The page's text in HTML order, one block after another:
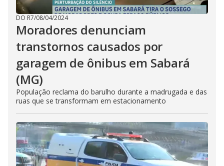
DO R7/08/04/2024
Moradores denunciam
transtornos causados por
garagem de ônibus em Sabará
(MG)
População reclama do barulho durante a madrugada e das
ruas que se transformam em estacionamento